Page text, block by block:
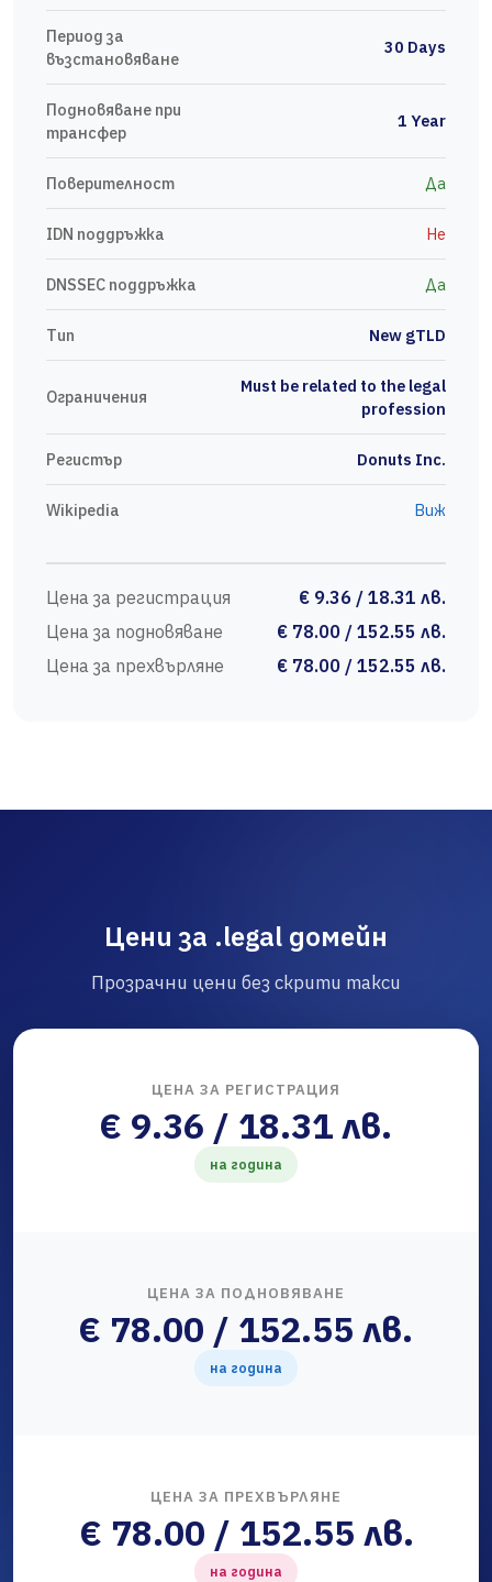
Период за
възстановяване
30 Days
Подновяване при
трансфер
1 Year
Поверителност Да
IDN поддръжка Не
DNSSEC поддръжка Да
Тип New gTLD
Ограничения
Must be related to the legal
profession
Регистър Donuts Inc.
Wikipedia Виж
Цена за регистрация
€ 9.36 / 18.31 лв.
Цена за подновяване
€ 78.00 / 152.55 лв.
Цена за прехвърляне
€ 78.00 / 152.55 лв.
Цени за .legal домейн
Прозрачни цени без скрити такси
ЦЕНА ЗА РЕГИСТРАЦИЯ
€ 9.36 / 18.31 лв.
на година
ЦЕНА ЗА ПОДНОВЯВАНЕ
€ 78.00 / 152.55 лв.
на година
ЦЕНА ЗА ПРЕХВЪРЛЯНЕ
€ 78.00 / 152.55 лв.
на година